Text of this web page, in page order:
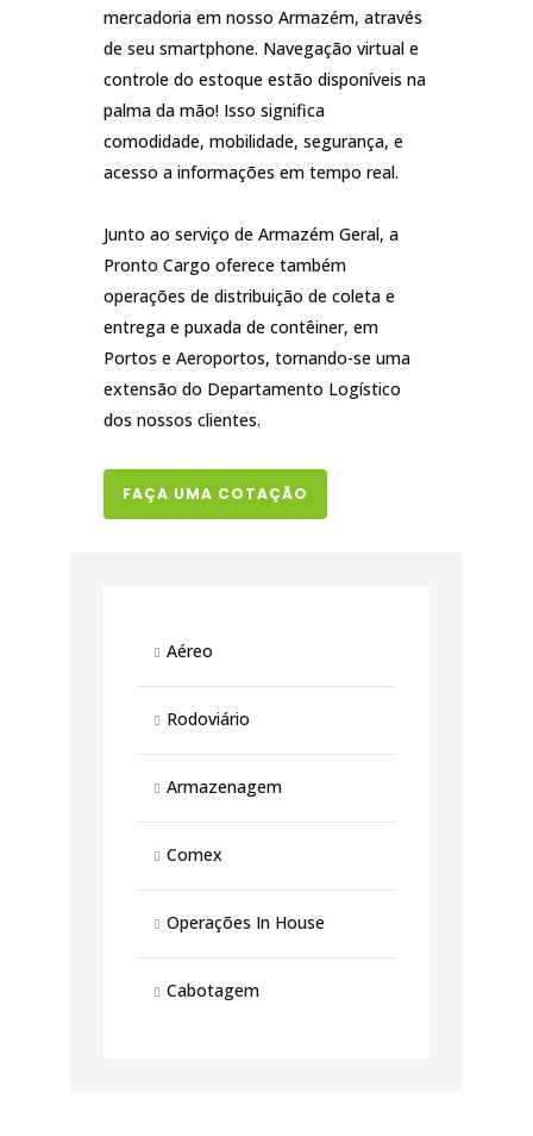
mercadoria em nosso Armazém, através
de seu smartphone. Navegação virtual e
controle do estoque estão disponíveis na
palma da mão! Isso significa
comodidade, mobilidade, segurança, e
acesso a informações em tempo real.
Junto ao serviço de Armazém Geral, a
Pronto Cargo oferece também
operações de distribuição de coleta e
entrega e puxada de contêiner, em
Portos e Aeroportos, tornando-se uma
extensão do Departamento Logístico
dos nossos clientes.
FAÇA UMA COTAÇÃO
Aéreo
Rodoviário
Armazenagem
Comex
Operações In House
Cabotagem